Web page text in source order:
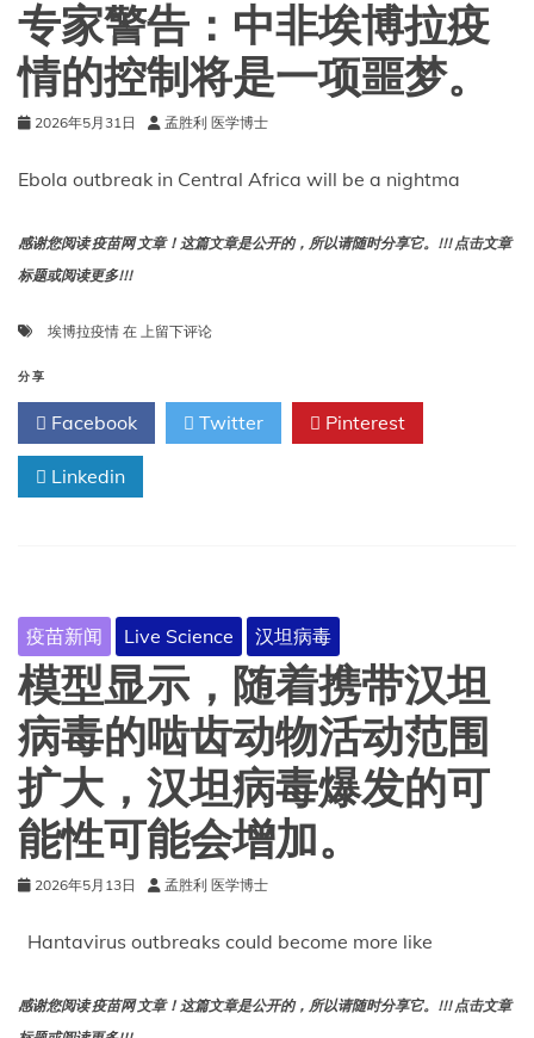
达
州
释
放
6400
只
细
子。
们
原
因
如
下。
专家警告：中非埃博拉疫
情的控制将是一项噩梦。
2026年5月31日 孟胜利 医学博士
Ebola outbreak in Central Africa will be a nightma
感谢您阅读 疫苗网 文章！这篇文章是公开的，所以请随时分享它。!!! 点击文章
标题或阅读更多!!!
埃博拉疫情 在 专
告：
非
博
控
制
将
是
噩
梦。
上留下评论
分享
Facebook Twitter Pinterest
Linkedin
疫苗新闻 Live Science 汉坦病毒
模型显示，随着携带汉坦
病毒的啮齿动物活动范围
扩大，汉坦病毒爆发的可
能性可能会增加。
2026年5月13日 孟胜利 医学博士
Hantavirus outbreaks could become more like
感谢您阅读 疫苗网 文章！这篇文章是公开的，所以请随时分享它。!!! 点击文章